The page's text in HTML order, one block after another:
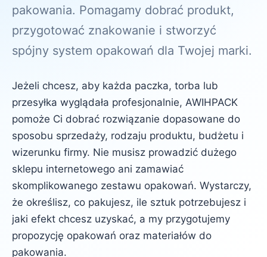
pakowania. Pomagamy dobrać produkt,
przygotować znakowanie i stworzyć
spójny system opakowań dla Twojej marki.
Jeżeli chcesz, aby każda paczka, torba lub
przesyłka wyglądała profesjonalnie, AWIHPACK
pomoże Ci dobrać rozwiązanie dopasowane do
sposobu sprzedaży, rodzaju produktu, budżetu i
wizerunku firmy. Nie musisz prowadzić dużego
sklepu internetowego ani zamawiać
skomplikowanego zestawu opakowań. Wystarczy,
że określisz, co pakujesz, ile sztuk potrzebujesz i
jaki efekt chcesz uzyskać, a my przygotujemy
propozycję opakowań oraz materiałów do
pakowania.